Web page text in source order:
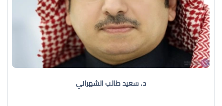
د. سعيد طالب الشهراني